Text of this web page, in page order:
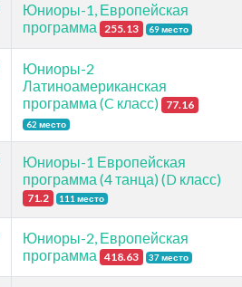
Юниоры-1, Европейская
программа 255.13 69 место
Юниоры-2
Латиноамериканская
программа (C класс) 77.16
62 место
Юниоры-1 Европейская
программа (4 танца) (D класс)
71.2 111 место
Юниоры-2, Европейская
программа 418.63 37 место